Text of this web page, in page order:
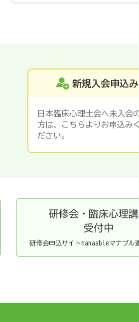
新規入会申込み
日本臨床心理士会へ未入会
方は、こちらよりお申込みく
ださい。
研修会・臨床心理
受付中
研修会申込サイトmanaableマナブル